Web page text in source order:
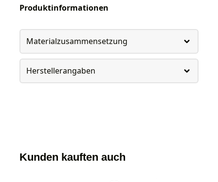
Produktinformationen
Materialzusammensetzung
Herstellerangaben
Kunden kauften auch